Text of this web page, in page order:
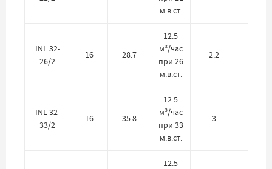
м.в.ст.
INL 32-
26/2
16 28.7
12.5
м³/час
при 26
м.в.ст.
2.2
INL 32-
33/2
16 35.8
12.5
м³/час
при 33
м.в.ст.
3
12.5